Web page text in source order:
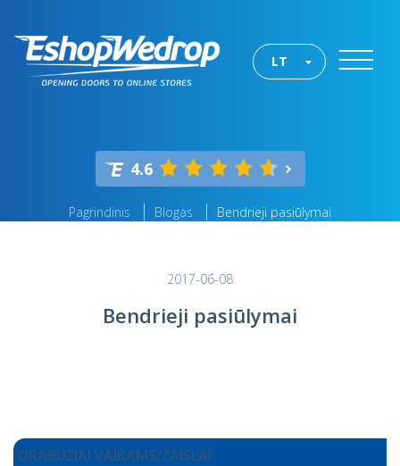
LT
4.6
Pagrindinis Blogas Bendrieji pasiūlymai
2017-06-08
Bendrieji pasiūlymai
DRABUŽIAI VAIKAMS/ŽAISLAI